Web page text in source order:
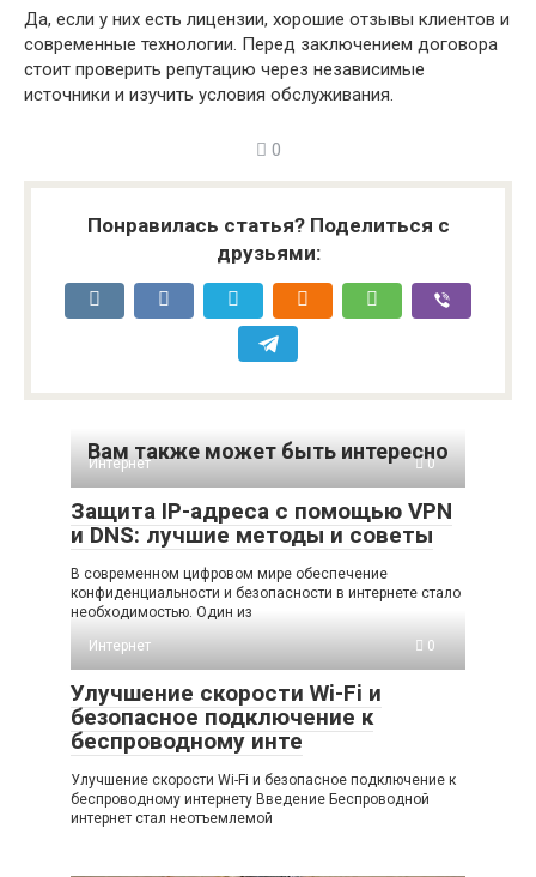
Да, если у них есть лицензии, хорошие отзывы клиентов и
современные технологии. Перед заключением договора
стоит проверить репутацию через независимые
источники и изучить условия обслуживания.
0
Понравилась статья? Поделиться с
друзьями:
Вам также может быть интересно
Интернет 0
Защита IP-адреса с помощью VPN
и DNS: лучшие методы и советы
В современном цифровом мире обеспечение
конфиденциальности и безопасности в интернете стало
необходимостью. Один из
Интернет
0
Улучшение скорости Wi-Fi и
безопасное подключение к
беспроводному инте
Улучшение скорости Wi-Fi и безопасное подключение к
беспроводному интернету Введение Беспроводной
интернет стал неотъемлемой